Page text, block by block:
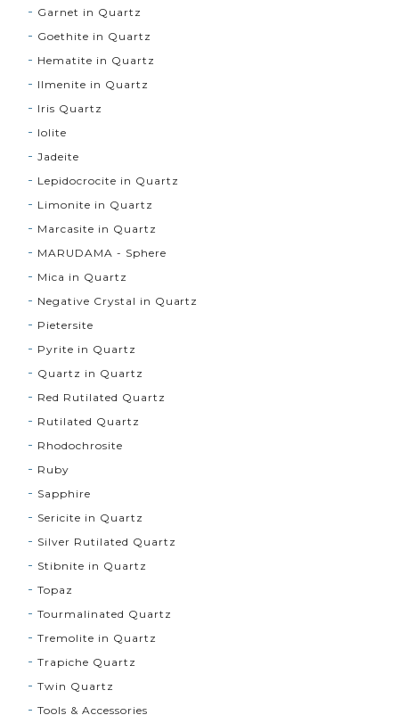
Garnet in Quartz
Goethite in Quartz
Hematite in Quartz
Ilmenite in Quartz
Iris Quartz
Iolite
Jadeite
Lepidocrocite in Quartz
Limonite in Quartz
Marcasite in Quartz
MARUDAMA - Sphere
Mica in Quartz
Negative Crystal in Quartz
Pietersite
Pyrite in Quartz
Quartz in Quartz
Red Rutilated Quartz
Rutilated Quartz
Rhodochrosite
Ruby
Sapphire
Sericite in Quartz
Silver Rutilated Quartz
Stibnite in Quartz
Topaz
Tourmalinated Quartz
Tremolite in Quartz
Trapiche Quartz
Twin Quartz
Tools & Accessories